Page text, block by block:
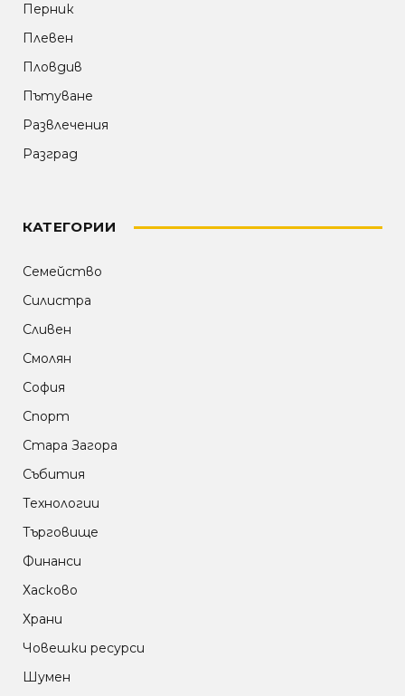
Перник
Плевен
Пловдив
Пътуване
Развлечения
Разград
КАТЕГОРИИ
Семейство
Силистра
Сливен
Смолян
София
Спорт
Стара Загора
Събития
Технологии
Търговище
Финанси
Хасково
Храни
Човешки ресурси
Шумен